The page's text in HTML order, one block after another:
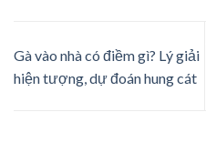
Gà vào nhà có điềm gì? Lý giải
hiện tượng, dự đoán hung cát